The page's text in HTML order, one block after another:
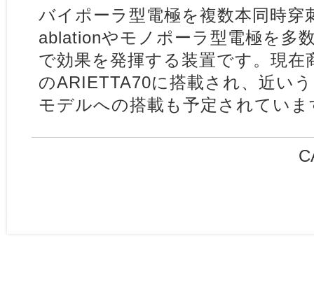
バイポーラ型電極を複数本同時穿
ablationやモノポーラ型電極を多
で効果を発揮する装置です。現在
のARIETTA70に搭載され、近い
モデルへの搭載も予定されていま